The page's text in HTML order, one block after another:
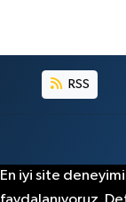
RSS
En iyi site